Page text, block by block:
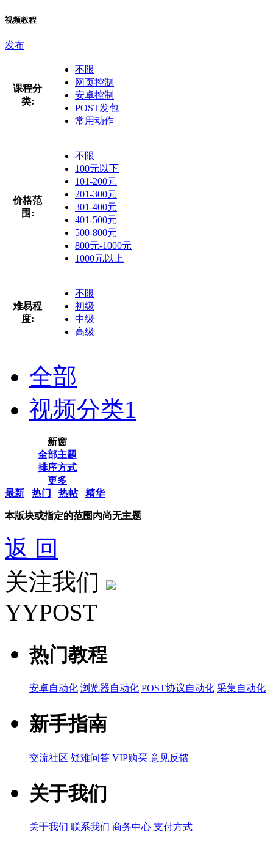
视频教程
发布
课程分
类:
不限
网页控制
安卓控制
POST发包
常用动作
价格范
围:
不限
100元以下
101-200元
201-300元
301-400元
401-500元
500-800元
800元-1000元
1000元以上
难易程
度:
不限
初级
中级
高级
全部
视频分类1
新窗
全部主题
排序方式
更多
最新
热门 热帖 精华
本版块或指定的范围内尚无主题
返 回
关注我们
YYPOST
热门教程
安卓自动化 浏览器自动化 POST协议自动化 采集自动化
新手指南
交流社区 疑难问答 VIP购买 意见反馈
关于我们
关于我们 联系我们 商务中心 支付方式